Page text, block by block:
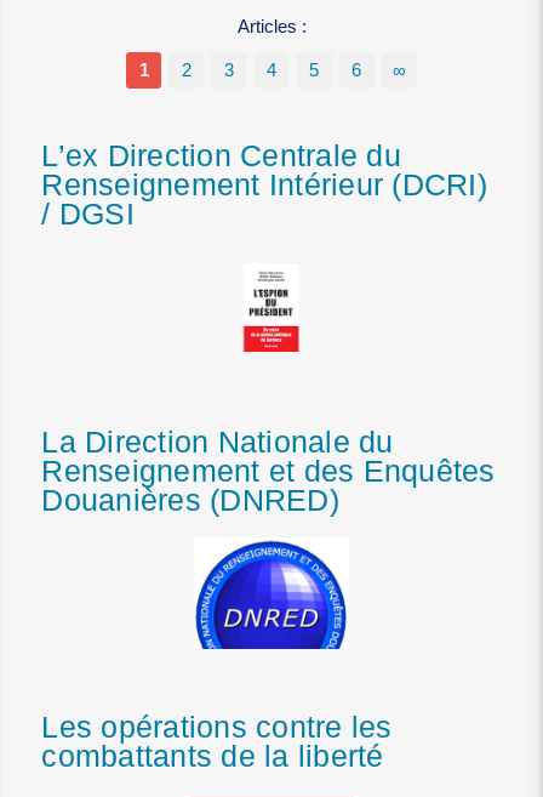
Articles :
1 2 3 4 5 6 ∞
L’ex Direction Centrale du
Renseignement Intérieur (DCRI)
/ DGSI
La Direction Nationale du
Renseignement et des Enquêtes
Douanières (DNRED)
Les opérations contre les
combattants de la liberté